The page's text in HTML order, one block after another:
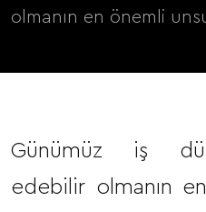
olmanın en önemli
Günümüz iş
edebilir olmanın